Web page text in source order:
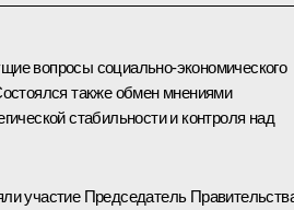
вопросы социально-экономического
также обмен мнениями
стабильности и контроля над
участие Председатель